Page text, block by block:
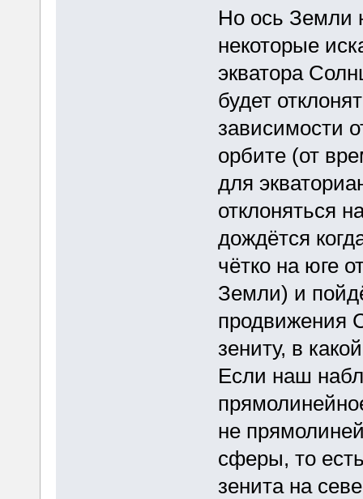
Но ось Земли
некоторые
экватора
будет
зависимости
орбите (от
для
отклоняться
дождётся
чётко на юге
Земли) и
продвижения
зениту, в
Если наш
не
сферы, то
зенита на